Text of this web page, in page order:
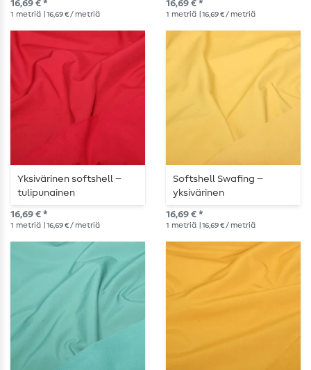
16,69 € *
1 metriä | 16,69 € / metriä
16,69 € *
1 metriä | 16,69 € / metriä
Yksivärinen softshell –
tulipunainen
16,69 € *
1 metriä | 16,69 € / metriä
Softshell Swafing –
yksivärinen
16,69 € *
1 metriä | 16,69 € / metriä